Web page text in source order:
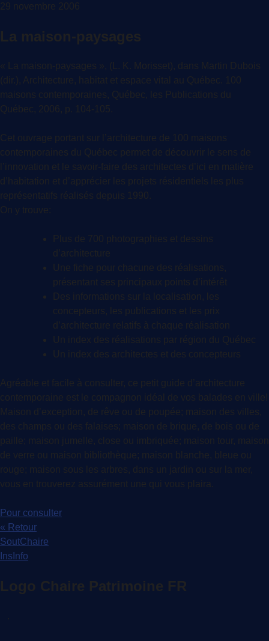
29 novembre 2006
La maison-paysages
« La maison-paysages », (L. K. Morisset), dans Martin Dubois
(dir.), Architecture, habitat et espace vital au Québec. 100
maisons contemporaines, Québec, les Publications du
Québec, 2006, p. 104-105.
Cet ouvrage portant sur l’architecture de 100 maisons
contemporaines du Québec permet de découvrir le sens de
l’innovation et le savoir-faire des architectes d’ici en matière
d’habitation et d’apprécier les projets résidentiels les plus
représentatifs réalisés depuis 1990.
On y trouve:
Plus de 700 photographies et dessins
d’architecture
Une fiche pour chacune des réalisations,
présentant ses principaux points d’intérêt
Des informations sur la localisation, les
concepteurs, les publications et les prix
d’architecture relatifs à chaque réalisation
Un index des réalisations par région du Québec
Un index des architectes et des concepteurs
Agréable et facile à consulter, ce petit guide d’architecture
contemporaine est le compagnon idéal de vos balades en ville!
Maison d’exception, de rêve ou de poupée; maison des villes,
des champs ou des falaises; maison de brique, de bois ou de
paille; maison jumelle, close ou imbriquée; maison tour, maison
de verre ou maison bibliothèque; maison blanche, bleue ou
rouge; maison sous les arbres, dans un jardin ou sur la mer,
vous en trouverez assurément une qui vous plaira.
Pour consulter
« Retour
SoutChaire
InsInfo
Logo Chaire Patrimoine FR